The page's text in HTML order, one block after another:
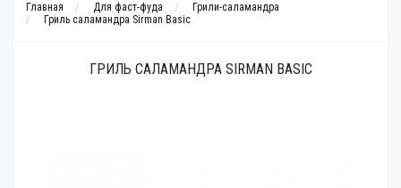
Главная Для фаст-фуда
Грили-саламандра
Гриль саламандра Sirman Basic
ГРИЛЬ САЛАМАНДРА SIRMAN BASIC